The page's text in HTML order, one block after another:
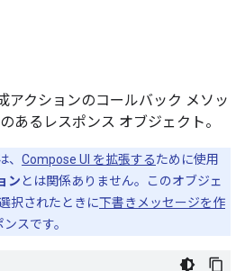
アクションのコールバック メソッ
あるレスポンス オブジェクト。
、 Compose UI を拡張するために使用
ン とは関係ありません。このオブジェ
択されたときに下書きメッセージを作
スです。